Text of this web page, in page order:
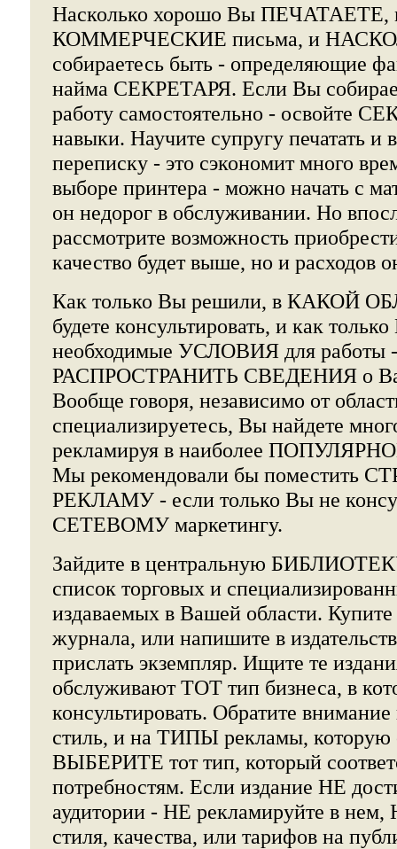
Насколько хорошо Вы ПЕЧАТАЕТЕ,
КОММЕРЧЕСКИЕ письма, и
собираетесь быть - определяющие
найма СЕКРЕТАРЯ. Если Вы
работу самостоятельно - освойте
навыки. Научите супругу печатать и
переписку - это сэкономит много
выборе принтера - можно начать с
он недорог в обслуживании. Но
рассмотрите возможность
качество будет выше, но и расходов
Как только Вы решили, в КАКОЙ
будете консультировать, и как
необходимые УСЛОВИЯ для работы
РАСПРОСТРАНИТЬ СВЕДЕНИЯ о
Вообще говоря, независимо от
специализируетесь, Вы найдете
рекламируя в наиболее
Мы рекомендовали бы поместить
РЕКЛАМУ - если только Вы не
СЕТЕВОМУ маркетингу.
Зайдите в центральную
список торговых и
издаваемых в Вашей области. Купите
журнала, или напишите в
прислать экземпляр. Ищите те
обслуживают ТОТ тип бизнеса, в
консультировать. Обратите
стиль, и на ТИПЫ рекламы,
ВЫБЕРИТЕ тот тип, который
потребностям. Если издание НЕ
аудитории - НЕ рекламируйте в
стиля, качества, или тарифов на